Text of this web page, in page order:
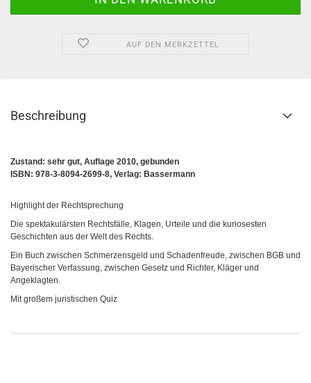
AUF DEN MERKZETTEL
Beschreibung
Zustand: sehr gut, Auflage 2010, gebunden
ISBN: 978-3-8094-2699-8, Verlag: Bassermann
Highlight der Rechtsprechung
Die spektakulärsten Rechtsfälle, Klagen, Urteile und die kuriosesten
Geschichten aus der Welt des Rechts.
Ein Buch zwischen Schmerzensgeld und Schadenfreude, zwischen BGB und
Bayerischer Verfassung, zwischen Gesetz und Richter, Kläger und
Angeklagten.
Mit großem juristischen Quiz